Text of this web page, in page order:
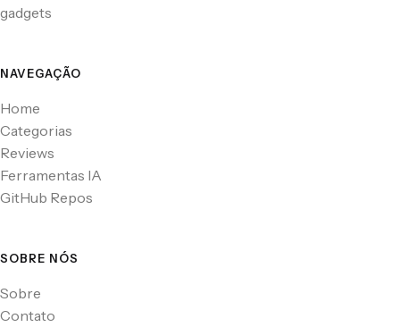
gadgets
NAVEGAÇÃO
Home
Categorias
Reviews
Ferramentas IA
GitHub Repos
SOBRE NÓS
Sobre
Contato